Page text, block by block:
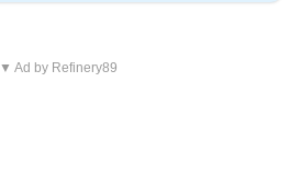
▼ Ad by Refinery89